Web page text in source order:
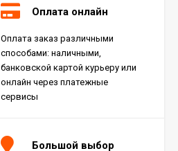
Оплата онлайн
Оплата заказ различными
способами: наличными,
банковской картой курьеру или
онлайн через платежные
сервисы
Большой выбор
Керамогранит Italon
Charme Extra Silver Ret
60x120, 610010001196
Charme Evo Imperiale